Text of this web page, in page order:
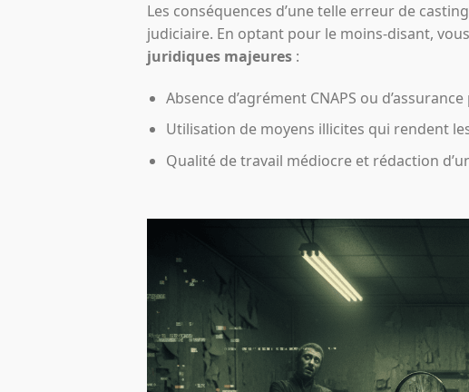
Les conséquences d’une telle erreur de
judiciaire. En optant pour le moins-disant,
juridiques majeures :
Absence d’agrément CNAPS ou
Utilisation de moyens illicites qui rendent
Qualité de travail médiocre et rédaction